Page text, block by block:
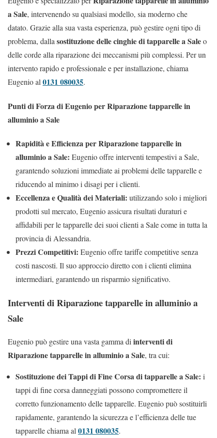
a Sale, intervenendo su qualsiasi modello, sia moderno che
datato. Grazie alla sua vasta esperienza, può gestire ogni tipo di
problema, dallasostituzione delle cinghie di tapparelle a Saleo
delle corde alla riparazione dei meccanismi più complessi. Per un
intervento rapido e professionale e per installazione, chiama
Eugenio al0131 080035.
Punti di Forza di Eugenio per Riparazione tapparelle in
alluminio a Sale
Rapidità e Efficienza per Riparazione tapparelle in
alluminio a Sale: Eugenio offre interventi tempestivi a Sale,
garantendo soluzioni immediate ai problemi delle tapparelle e
riducendo al minimo i disagi per i clienti.
Eccellenza e Qualità dei Materiali: utilizzando solo i migliori
prodotti sul mercato, Eugenio assicura risultati duraturi e
affidabili per le tapparelle dei suoi clienti a Sale come in tutta la
provincia di Alessandria.
Prezzi Competitivi: Eugenio offre tariffe competitive senza
costi nascosti. Il suo approccio diretto con i clienti elimina
intermediari, garantendo un risparmio significativo.
Interventi di Riparazione tapparelle in alluminio a
Sale
Eugenio può gestire una vasta gamma diinterventi di
Riparazione tapparelle in alluminio a Sale, tra cui:
Sostituzione dei Tappi di Fine Corsa di tapparelle a Sale: i
tappi di fine corsa danneggiati possono compromettere il
corretto funzionamento delle tapparelle. Eugenio può sostituirli
rapidamente, garantendo la sicurezza e l’efficienza delle tue
tapparelle chiama al0131 080035.